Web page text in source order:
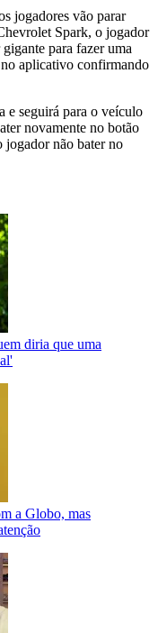
jogadores vão parar
Spark, o jogador
para fazer uma
aplicativo confirmando
e seguirá para o veículo
novamente no botão
jogador não bater no
diria que uma
a Globo, mas